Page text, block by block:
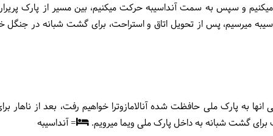
میکنیم و سپس به سمت آنداسیبه حرکت میکنیم، بین مسیر از پارک
میرسیم، پس از تحویل اتاق و استراحت، برای گشت شبانه در
انها به پارک ملی حافظت شده آنالامازوترا خواهیم رفت، بعد از ناهار
برای گشت شبانه به داخل پارک ملی ویما میرویم.
= آنداسیبه